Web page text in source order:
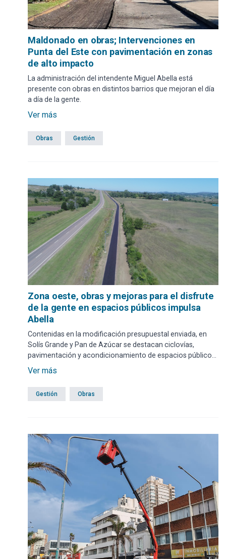
Maldonado en obras; Intervenciones en
Punta del Este con pavimentación en zonas
de alto impacto
La administración del intendente Miguel Abella está
presente con obras en distintos barrios que mejoran el día
a día de la gente.
Ver más
Obras Gestión
Zona oeste, obras y mejoras para el disfrute
de la gente en espacios públicos impulsa
Abella
Contenidas en la modificación presupuestal enviada, en
Solís Grande y Pan de Azúcar se destacan ciclovías,
pavimentación y acondicionamiento de espacios públicos
para eventos.
Ver más
Gestión Obras